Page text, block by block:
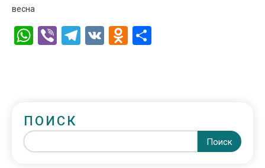
весна
WhatsApp
ViberTelegram
VK Odnoklassniki
ПОИСК
Поиск